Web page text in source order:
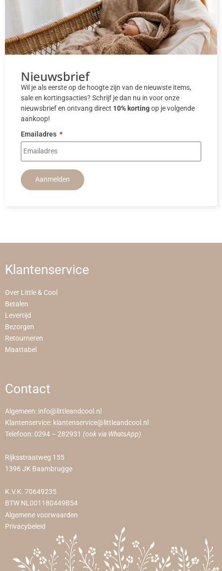
Nieuwsbrief
Wil je als eerste op de hoogte zijn van de nieuwste items,
sale en kortingsacties? Schrijf je dan nu in voor onze
nieuwsbrief en ontvang direct 10% kortingop je volgende
aankoop!
Emailadres
Aanmelden
Klantenservice
Over Little & Cool
Betalen
Levertijd
Bezorgen
Retourneren
Maattabel
Contact
Algemeen: info@littleandcool.nl
Klantenservice: klantenservice@littleandcool.nl
Telefoon: 0294 – 282931 (ook via WhatsApp)
Rijksstraatweg 155
1396 JK Baambrugge
K.V.K. 70649235
BTW NL001180449B54
Algemene voorwaarden
Privacybeleid